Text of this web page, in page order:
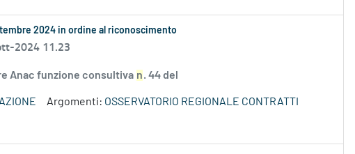
2024 in ordine al riconoscimento
2024 11.23
Anac funzione consultiva n. 44 del
Argomenti: OSSERVATORIO REGIONALE CONTRATTI